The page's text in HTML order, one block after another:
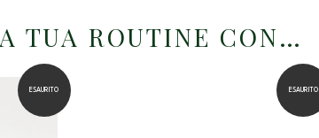
TUA ROUTINE CON…
ESAURITO ESAURITO